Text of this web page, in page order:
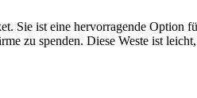
Sie ist eine hervorragende
zu spenden. Diese Weste ist